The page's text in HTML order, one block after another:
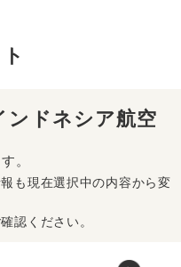
ンドネシア航空
。
も現在選択中の内容から変
認ください。